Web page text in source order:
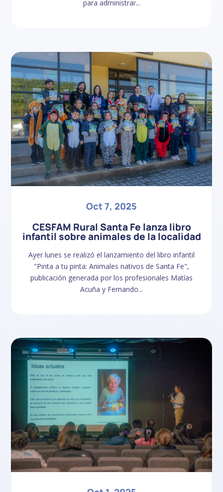
para administrar...
CESFAM Rural Santa Fe lanza libro
infantil sobre animales de la localidad
Oct 7, 2025
Ayer lunes se realizó el lanzamiento del libro infantil
"Pinta a tu pinta: Animales nativos de Santa Fe",
publicación generada por los profesionales Matías
Acuña y Fernando...